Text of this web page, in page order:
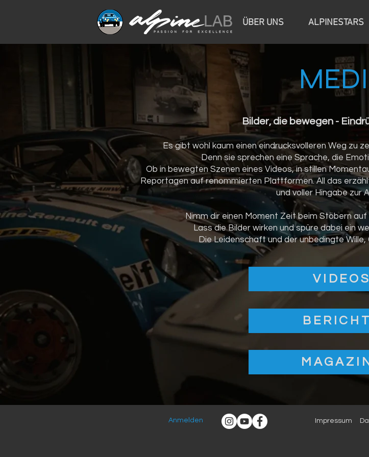
ÜBER UNS ALPINESTARS
Bilder, die bewegen -
Es gibt wohl kaum einen eindrucksvolleren Weg zu
Denn sie sprechen eine Sprache, die
Ob in bewegten Szenen eines Videos, in stillen
Reportagen auf renommierten Plattformen. All das
und voller Hingabe zur
Nimm dir einen Moment Zeit beim Stöbern
Lass die Bilder wirken und spüre dabei ein
Die Leidenschaft und der unbedingte
VIDEOS
Anmelden Impressum